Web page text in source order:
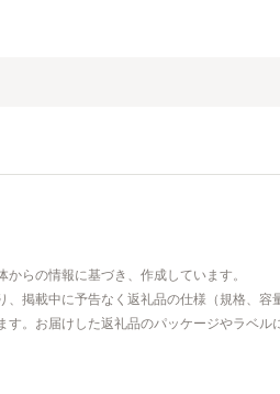
からの情報に基づき、作成しています。
、掲載中に予告なく返礼品の仕様（規格、容
す。お届けした返礼品のパッケージやラベル